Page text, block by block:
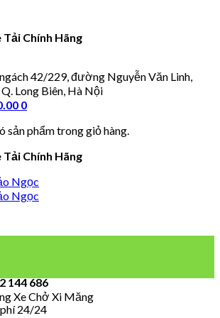
Tải Chính Hãng
42/229, đường Nguyễn Văn Linh,
Long Biên, Hà Nội
0
sản phẩm trong giỏ hàng.
Tải Chính Hãng
144 686
24/24
Xe Chở Xi Măng